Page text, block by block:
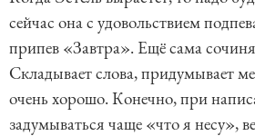
сейчас она с удовольствием
припев «Завтра». Ещё сама
Складывает слова, придумывает
очень хорошо. Конечно, при
задумываться чаще «что я несу»,